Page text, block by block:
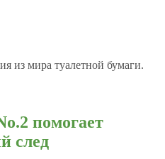
из мира туалетной бумаги.
помогает
след